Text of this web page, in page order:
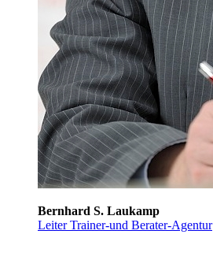
Bernhard S. Laukamp
Leiter Trainer-und Berater-Agentur